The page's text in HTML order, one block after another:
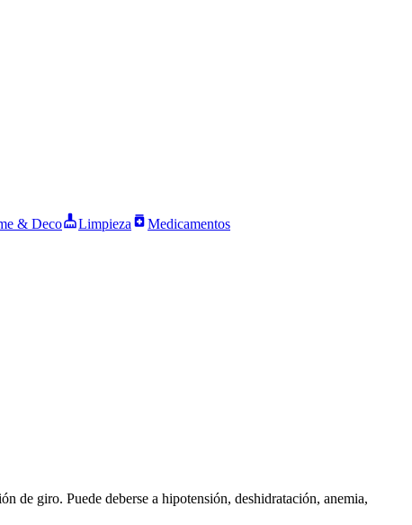
& Deco Limpieza Medicamentos
de giro. Puede deberse a hipotensión, deshidratación, anemia,